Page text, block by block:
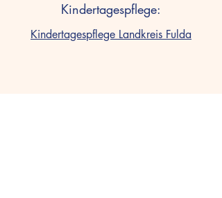
Kindertagespflege:
Kindertagespflege Landkreis Fulda